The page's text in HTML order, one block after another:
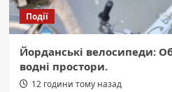
Події
Йорданські велосипеди:
водні простори.
12 години тому назад